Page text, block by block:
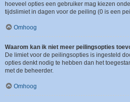
hoeveel opties een gebruiker mag kiezen
tijdslimiet in dagen voor de peiling (0 is een
Omhoog
Waarom kan ik niet meer peilingsopties
De limiet voor de peilingsopties is ingesteld
opties denkt nodig te hebben dan het
met de beheerder.
Omhoog